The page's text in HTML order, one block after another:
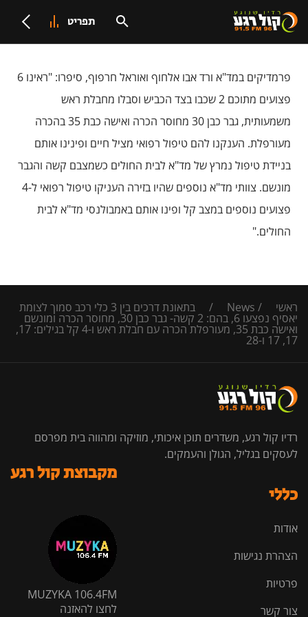
תפריט
פרמדיקים במד"א ורד אבו אלחוף ואוראל חרפוף, סיפרו: "ראינו 6
פצועים מתוכם 2 שכבו בצד הכביש וסבלו מחבלת ראש
משמעותית, גבר כבן 30 מחוסר הכרה ואישה כבת 35 בהכרה
מעורפלת. הענקנו להם טיפול רפואי מציל חיים ופינינו אותם
בניידת טיפול נמרץ של מד"א לבית החולים כשמצבם קשה והגבר
מונשם. צוותי מד"א נוספים שהיו בזירה העניקו טיפול רפואי ל-4
פצועים נוספים במצב קל ופינו אותם באמבולנסי מד"א לבית
החולים."
ראשי /
News
/ בתאונת דרכים בין 3 כלי רכב סמוך לצומת
יאסיף נפצעו 6, בהם: 2 קשה- גבר כבן 30, מחוסר הכרה ומונשם
ואישה כבת 35, מעורפלת הכרה עם חבלת ראש ו-4 קל בגילים: 17,
17, 17 ו-28
רדיו קול רגע, משדרים תוכן איכותי, מוזיקה ומהווה בית מפרסם
לעסקים בגליל, הגולן והעמקים.
כללי
אודות
הצהרת נגישות
פרטיות
צור קשר
מקבוצת קול רגע
MUZYKA 106.4FM
לחצו להאזנה